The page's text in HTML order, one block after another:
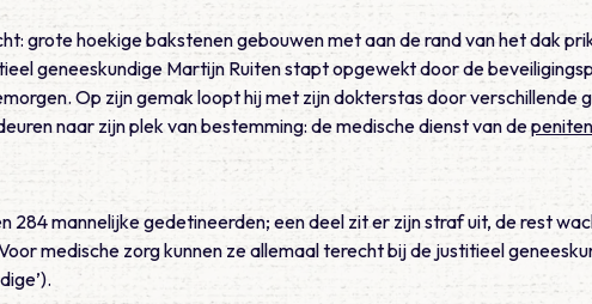
grote hoekige bakstenen gebouwen met aan de rand van het dak
geneeskundige Martijn Ruiten stapt opgewekt door de
Op zijn gemak loopt hij met zijn dokterstas door verschillende
naar zijn plek van bestemming: de medische dienst van de
284 mannelijke gedetineerden; een deel zit er zijn straf uit, de rest
medische zorg kunnen ze allemaal terecht bij de justitieel